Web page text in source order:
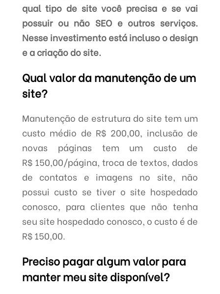
qual tipo de site você precisa e se vai
possuir ou não SEO e outros serviços.
Nesse investimento está incluso o design
e a criação do site.
Qual valor da manutenção de um
site?
Manutenção de estrutura do site tem um
custo médio de R$ 200,00, inclusão de
novas páginas tem um custo de
R$ 150,00/página, troca de textos, dados
de contatos e imagens no site, não
possui custo se tiver o site hospedado
conosco, para clientes que não tenha
seu site hospedado conosco, o custo é de
R$ 150,00.
Preciso pagar algum valor para
manter meu site disponível?